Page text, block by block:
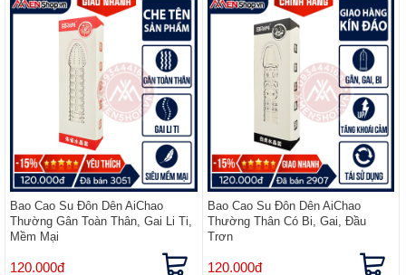
Bao Cao Su Đôn Dên AiChao
Thường Gân Toàn Thân, Gai Li Ti,
Mềm Mại
120.000đ
Bao Cao Su Đôn Dên AiChao
Thường Thân Có Bi, Gai, Đầu
Trơn
120.000đ